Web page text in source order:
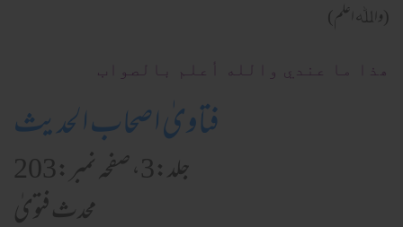
(واﷲ اعلم)
ھذا ما عندي والله أعلم بالصواب
فتاویٰ اصحاب الحدیث
جلد:3، صفحہ نمبر:203
محدث فتویٰ